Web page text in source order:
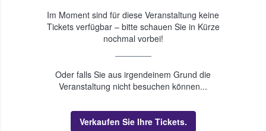
Im Moment sind für diese Veranstaltung keine
Tickets verfügbar – bitte schauen Sie in Kürze
nochmal vorbei!
Oder falls Sie aus irgendeinem Grund die
Veranstaltung nicht besuchen können...
Verkaufen Sie Ihre Tickets.